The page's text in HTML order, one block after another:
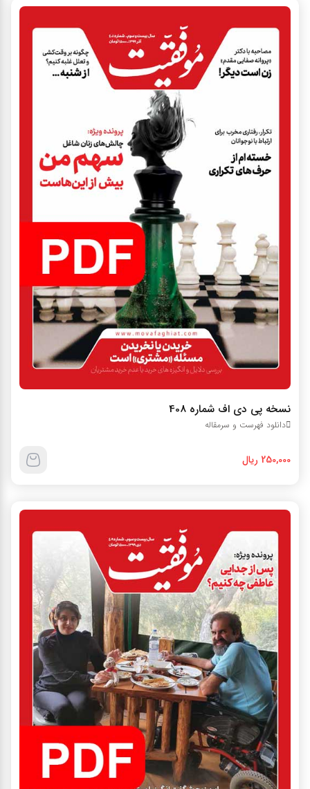
نسخه پي دي اف شماره 408
دانلود فهرست و سرمقاله
250,000 ریال